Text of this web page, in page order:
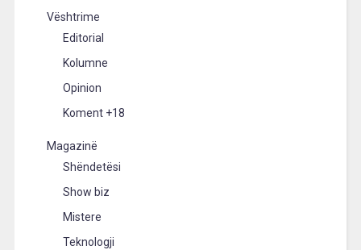
Vështrime
Editorial
Kolumne
Opinion
Koment +18
Magazinë
Shëndetësi
Show biz
Mistere
Teknologji